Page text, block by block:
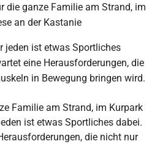
die ganze Familie am Strand, im
an der Kastanie
jeden ist etwas Sportliches
eine Herausforderungen, die
in Bewegung bringen wird.
Familie am Strand, im Kurpark
ist etwas Sportliches dabei.
die nicht nur